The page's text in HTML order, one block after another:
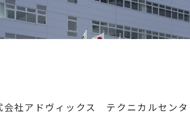
会社アドヴィックス テクニカルセンタ